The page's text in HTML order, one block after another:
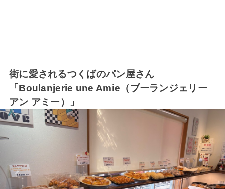
街に愛されるつくばのパン屋さん
「Boulanjerie une Amie（ブーランジェリー
アン アミー）」